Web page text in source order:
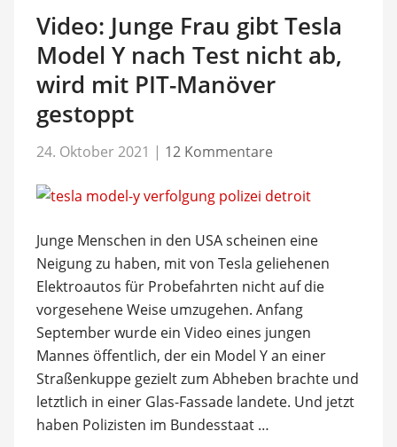
Video: Junge Frau gibt Tesla
Model Y nach Test nicht ab,
wird mit PIT-Manöver
gestoppt
24. Oktober 2021 | 12 Kommentare
Junge Menschen in den USA scheinen eine
Neigung zu haben, mit von Tesla geliehenen
Elektroautos für Probefahrten nicht auf die
vorgesehene Weise umzugehen. Anfang
September wurde ein Video eines jungen
Mannes öffentlich, der ein Model Y an einer
Straßenkuppe gezielt zum Abheben brachte und
letztlich in einer Glas-Fassade landete. Und jetzt
haben Polizisten im Bundesstaat …